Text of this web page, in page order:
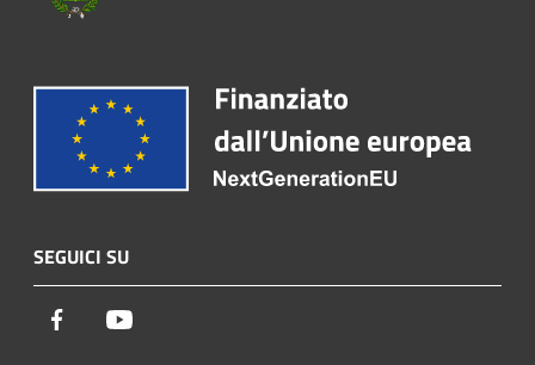
SEGUICI SU
Facebook